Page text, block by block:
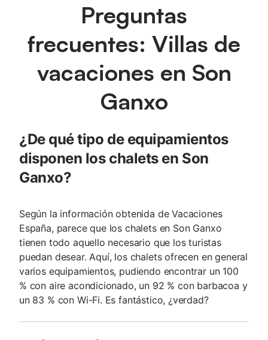
Preguntas
frecuentes: Villas de
vacaciones en Son
Ganxo
¿De qué tipo de equipamientos
disponen los chalets en Son
Ganxo?
Según la información obtenida de Vacaciones
España, parece que los chalets en Son Ganxo
tienen todo aquello necesario que los turistas
puedan desear. Aquí, los chalets ofrecen en general
varios equipamientos, pudiendo encontrar un 100
% con aire acondicionado, un 92 % con barbacoa y
un 83 % con Wi-Fi. Es fantástico, ¿verdad?